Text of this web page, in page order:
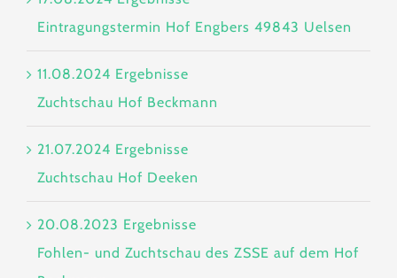
Eintragungstermin Hof Engbers 49843 Uelsen
11.08.2024 Ergebnisse
Zuchtschau Hof Beckmann
21.07.2024 Ergebnisse
Zuchtschau Hof Deeken
20.08.2023 Ergebnisse
Fohlen- und Zuchtschau des ZSSE auf dem Hof